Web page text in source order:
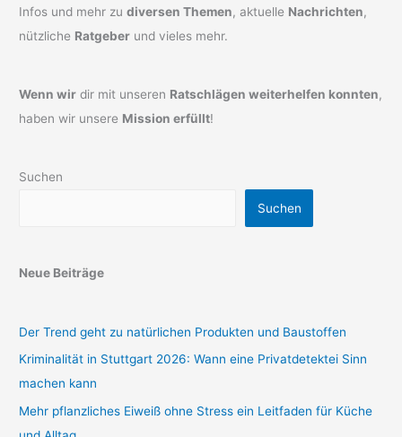
Infos und mehr zudiversen Themen, aktuelle Nachrichten,
nützliche Ratgeber und vieles mehr.
Wenn wir dir mit unseren Ratschlägen weiterhelfen konnten,
haben wir unsere Mission erfüllt!
Suchen
Suchen
Neue Beiträge
Der Trend geht zu natürlichen Produkten und Baustoffen
Kriminalität in Stuttgart 2026: Wann eine Privatdetektei Sinn
machen kann
Mehr pflanzliches Eiweiß ohne Stress ein Leitfaden für Küche